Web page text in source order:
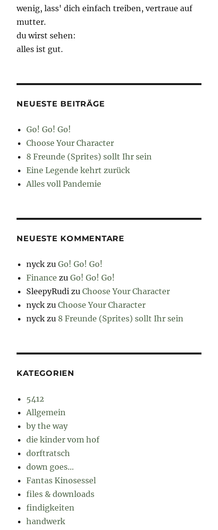
wenig, lass' dich einfach treiben, vertraue auf
mutter.
du wirst sehen:
alles ist gut.
NEUESTE BEITRÄGE
Go! Go! Go!
Choose Your Character
8 Freunde (Sprites) sollt Ihr sein
Eine Legende kehrt zurück
Alles voll Pandemie
NEUESTE KOMMENTARE
nyck zuGo! Go! Go!
Finance zuGo! Go! Go!
SleepyRudi zuChoose Your Character
nyck zuChoose Your Character
nyck zu 8 Freunde (Sprites) sollt Ihr sein
KATEGORIEN
5412
Allgemein
by the way
die kinder vom hof
dorftratsch
down goes…
Fantas Kinosessel
files & downloads
findigkeiten
handwerk